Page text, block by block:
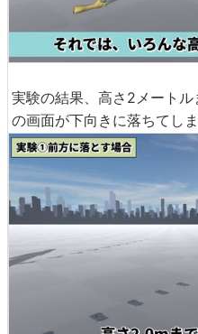
実験の結果、高さ2メート
の画面が下向きに落ちてしま